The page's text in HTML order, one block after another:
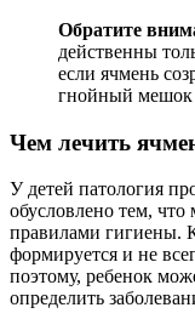
Обратите
действенны
если ячмень
гнойный мешок
Чем лечить
У детей патология
обусловлено тем,
правилами гигиены.
формируется и не
поэтому, ребенок
определить